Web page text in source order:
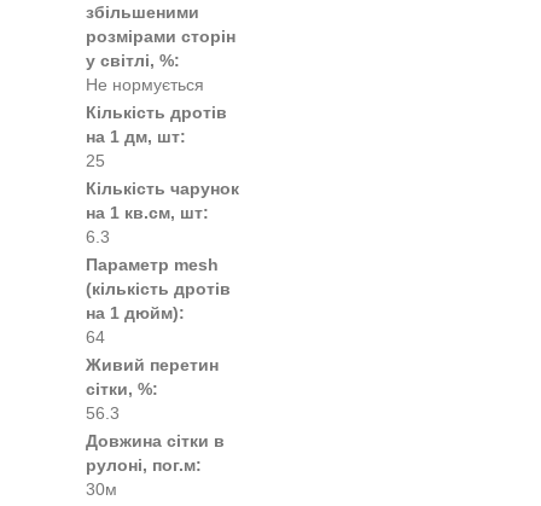
збільшеними
розмірами сторін
у світлі, %:
Не нормується
Кількість дротів
на 1 дм, шт:
25
Кількість чарунок
на 1 кв.см, шт:
6.3
Параметр mesh
(кількість дротів
на 1 дюйм):
64
Живий перетин
сітки, %:
56.3
Довжина сітки в
рулоні, пог.м:
30м